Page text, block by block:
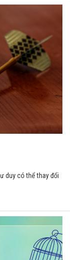
duy có thể thay đổi